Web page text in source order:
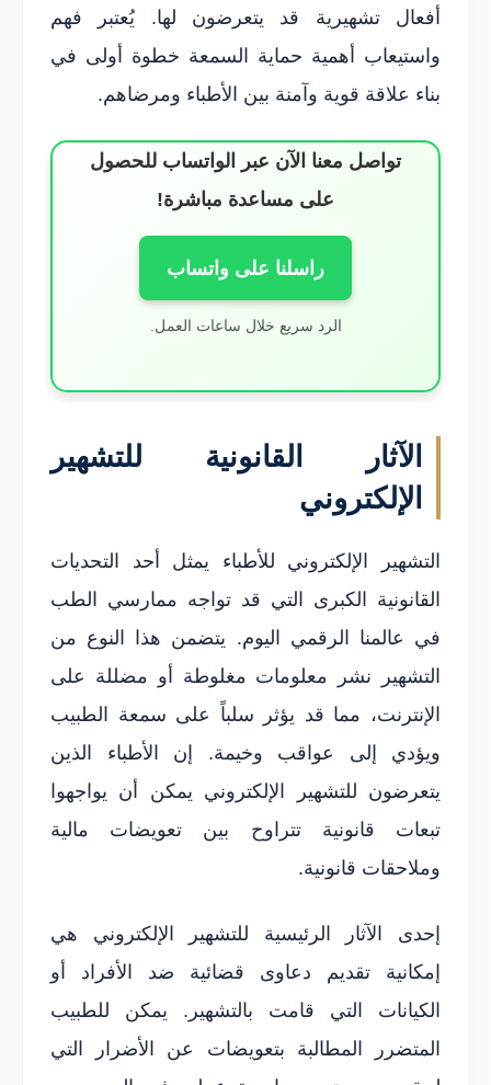
أفعال تشهيرية قد يتعرضون لها. يُعتبر فهم
واستيعاب أهمية حماية السمعة خطوة أولى في
بناء علاقة قوية وآمنة بين الأطباء ومرضاهم.
تواصل معنا الآن عبر الواتساب للحصول
على مساعدة مباشرة!
راسلنا على واتساب
الرد سريع خلال ساعات العمل.
الآثار القانونية للتشهير
الإلكتروني
التشهير الإلكتروني للأطباء يمثل أحد التحديات
القانونية الكبرى التي قد تواجه ممارسي الطب
في عالمنا الرقمي اليوم. يتضمن هذا النوع من
التشهير نشر معلومات مغلوطة أو مضللة على
الإنترنت، مما قد يؤثر سلباً على سمعة الطبيب
ويؤدي إلى عواقب وخيمة. إن الأطباء الذين
يتعرضون للتشهير الإلكتروني يمكن أن يواجهوا
تبعات قانونية تتراوح بين تعويضات مالية
وملاحقات قانونية.
إحدى الآثار الرئيسية للتشهير الإلكتروني هي
إمكانية تقديم دعاوى قضائية ضد الأفراد أو
الكيانات التي قامت بالتشهير. يمكن للطبيب
المتضرر المطالبة بتعويضات عن الأضرار التي